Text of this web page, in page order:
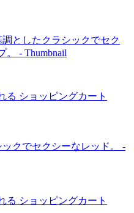
る ショッピングカート
る ショッピングカート